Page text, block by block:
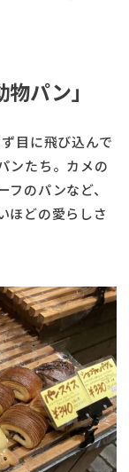
パン」
目に飛び込んで
ンたち。カメの
のパンなど、
ほどの愛らしさ